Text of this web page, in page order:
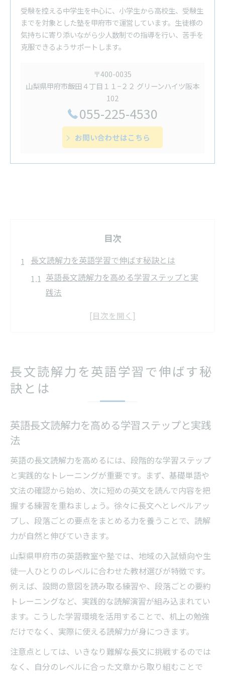
受験を控える中学生を中心に、小学生から高校生、受験生
までを対象とした塾を甲府市で運営しています。生徒様の
気持ちに寄り添いながら少人数制での指導を行い、苦手を
克服できるようサポートします。
〒400-0035
山梨県甲府市飯田４丁目１１−２２ グリーンハイツ阪本
102
055-225-4530
お問い合わせはこちら
目次
長文読解力を英語学習で伸ばす秘訣とは
英語長文読解力を高める学習ステップと実
践法
英語長文読解が苦手な人のための解決ポイ
長文を読める英語力の基礎と応用の重要性
英語長文読解と語彙力・文法力の関係を解
甲府市で英語の長文に強くなるには
方
英語力向上へ導く甲府市の教室選びの基準
甲府市での英語長文対策に役立つ学習環境
自分に合う英語学習法を甲府市で見つける
秘訣
英語長文に強くなる甲府市の学習ポイント
紹介
効率的な英語読解力アップ法を紹介
短時間で英語読解力を高める学習計画の工
夫
日常生活に英語長文を組み込む効率的な方
法
英語読解力向上に効果的な反復練習の進め
方
長文読解力を英語学習で伸ばす秘
訣とは
英語長文読解力を高める学習ステップと実践
法
英語の長文読解力を高めるには、段階的な学習ステップ
と実践的なトレーニングが重要です。まず、基礎単語や
文法の確認から始め、次に短めの英文を読んで内容を把
握する練習を重ねましょう。徐々に長文へとレベルアッ
プし、段落ごとの要点をまとめる力を養うことで、読解
力が自然と伸びていきます。
山梨県甲府市の英語教室や塾では、地域の入試傾向や生
徒一人ひとりのレベルに合わせた教材選びが特徴です。
例えば、設問の意図を読み取る練習や、段落ごとの要約
トレーニングなど、実践的な読解演習が組み込まれてい
ます。こうした学習環境を活用することで、机上の勉強
だけでなく、実際に使える読解力が身につきます。
注意点としては、いきなり難解な長文に挑戦するのでは
なく、自分のレベルに合った文章から取り組むことで